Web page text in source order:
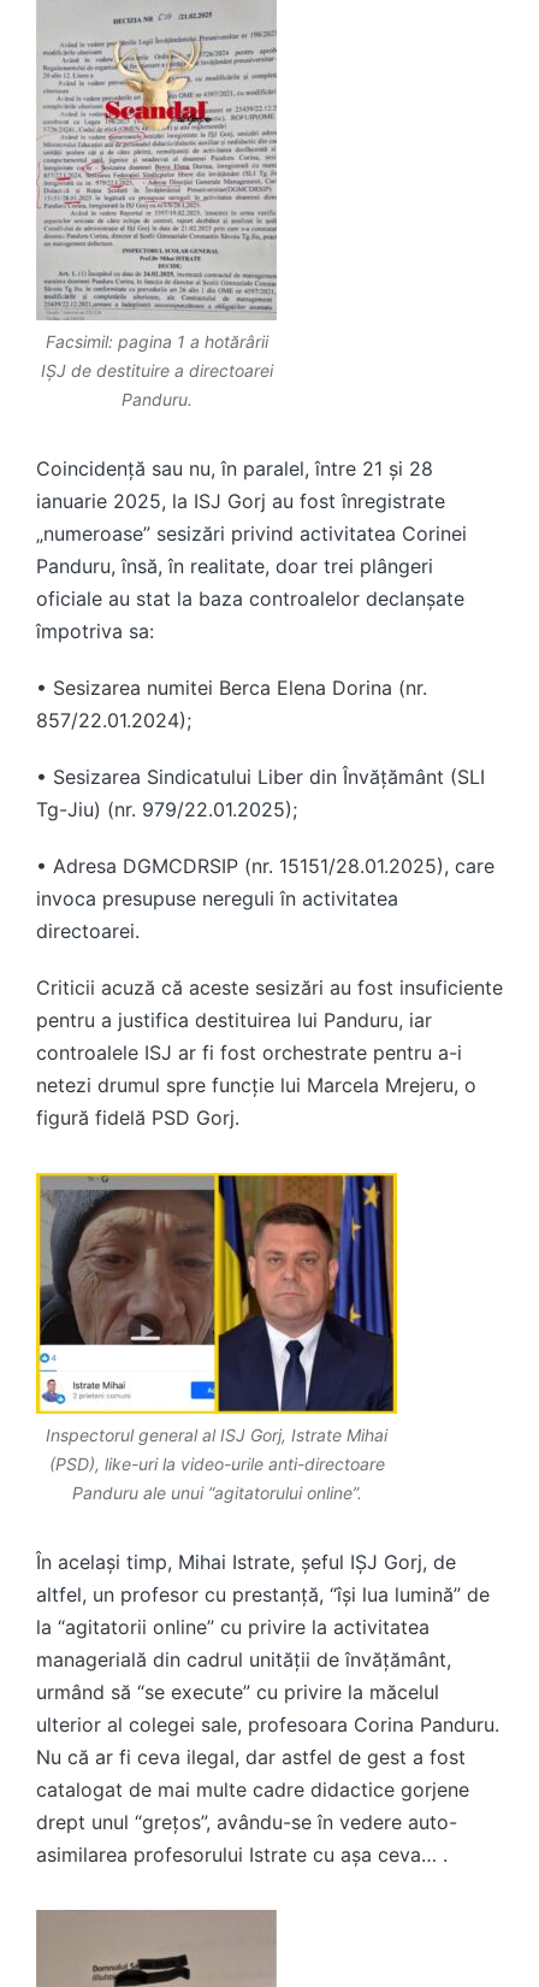
Facsimil: pagina 1 a hotărârii
IȘJ de destituire a directoarei
Panduru.
Coincidență sau nu, în paralel, între 21 și 28
ianuarie 2025, la ISJ Gorj au fost înregistrate
„numeroase” sesizări privind activitatea Corinei
Panduru, însă, în realitate, doar trei plângeri
oficiale au stat la baza controalelor declanșate
împotriva sa:
• Sesizarea numitei Berca Elena Dorina (nr.
857/22.01.2024);
• Sesizarea Sindicatului Liber din Învățământ (SLI
Tg-Jiu) (nr. 979/22.01.2025);
• Adresa DGMCDRSIP (nr. 15151/28.01.2025), care
invoca presupuse nereguli în activitatea
directoarei.
Criticii acuză că aceste sesizări au fost insuficiente
pentru a justifica destituirea lui Panduru, iar
controalele ISJ ar fi fost orchestrate pentru a-i
netezi drumul spre funcție lui Marcela Mrejeru, o
figură fidelă PSD Gorj.
Inspectorul general al ISJ Gorj, Istrate Mihai
(PSD), like-uri la video-urile anti-directoare
Panduru ale unui “agitatorului online”.
În același timp, Mihai Istrate, șeful IȘJ Gorj, de
altfel, un profesor cu prestanță, “își lua lumină” de
la “agitatorii online” cu privire la activitatea
managerială din cadrul unității de învățământ,
urmând să “se execute” cu privire la măcelul
ulterior al colegei sale, profesoara Corina Panduru.
Nu că ar fi ceva ilegal, dar astfel de gest a fost
catalogat de mai multe cadre didactice gorjene
drept unul “grețos”, avându-se în vedere auto-
asimilarea profesorului Istrate cu așa ceva… .